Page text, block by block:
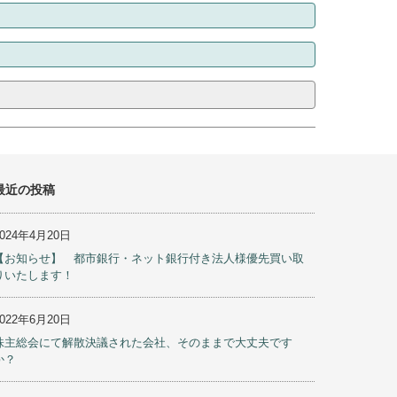
近の投稿
年4月20日
お知らせ】 都市銀行・ネット銀行付き法人様優先買い取
いたします！
年6月20日
主総会にて解散決議された会社、そのままで大丈夫です
？